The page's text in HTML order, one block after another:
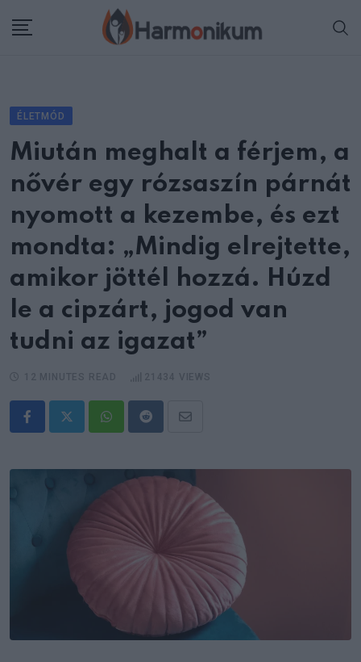
ÉLETMÓD
Miután meghalt a férjem, a
nővér egy rózsaszín párnát
nyomott a kezembe, és ezt
mondta: „Mindig elrejtette,
amikor jöttél hozzá. Húzd
le a cipzárt, jogod van
tudni az igazat”
WhatsappRedditShare
Email